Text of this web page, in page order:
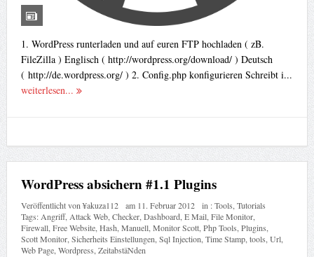
1. WordPress runterladen und auf euren FTP hochladen ( zB.
FileZilla ) Englisch ( http://wordpress.org/download/ ) Deutsch
( http://de.wordpress.org/ ) 2. Config.php konfigurieren Schreibt i...
weiterlesen...
WordPress absichern #1.1 Plugins
Veröffentlicht von¥akuza112 am 11. Februar 2012 in :Tools Tutorials
Tags: Angriff, Attack Web, Checker, Dashboard, E Mail, File Monitor,
Firewall, Free Website, Hash Manuell, Monitor Scott, Php Tools Plugins
Scott Monitor, Sicherheits Einstellungen Sql Injection Time Stamp, tools Url,
Web Page, Wordpress ZeitabstäNden